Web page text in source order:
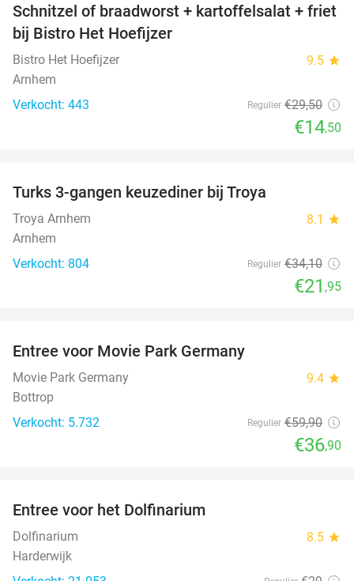
51%
Schnitzel of braadworst + kartoffelsalat + friet
bij Bistro Het Hoefijzer
Bistro Het Hoefijzer 9.5 star
Arnhem
Verkocht: 443
Regulier €29,50
€14,50
Turks 3-gangen keuzediner bij Troya
Troya Arnhem 8.1 star
Arnhem
Verkocht: 804
Regulier €34,10
€21 ,95
Entree voor Movie Park Germany
Movie Park Germany 9.4 star
Bottrop
Verkocht: 5.732
Regulier €59,90
€36,90
Entree voor het Dolfinarium
Dolfinarium 8.5 star
Harderwijk